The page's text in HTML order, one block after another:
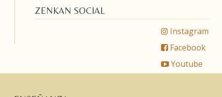
ZENKAN SOCIAL
Instagram
Facebook
Youtube